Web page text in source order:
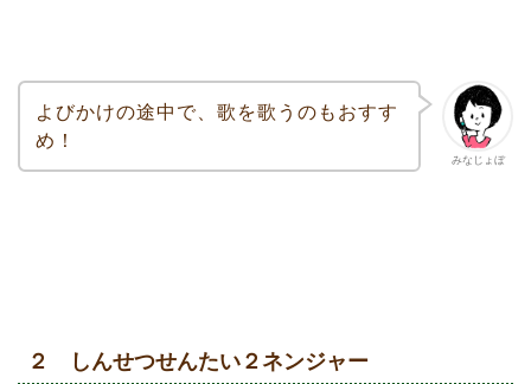
みなじょぼ
よびかけの途中で、歌を歌うのもおすす
め！
２ しんせつせんたい２ネンジャー